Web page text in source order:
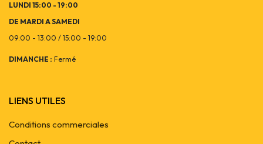
LUNDI 15:00 - 19:00
DE MARDI A SAMEDI
09:00 - 13:00 / 15:00 - 19:00
DIMANCHE : Fermé
LIENS UTILES
Conditions commerciales